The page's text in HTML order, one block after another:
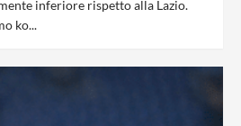
inferiore rispetto alla Lazio.
ko...